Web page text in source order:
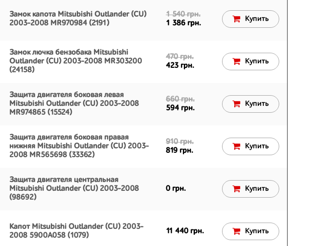
Замок капота Mitsubishi Outlander (CU)
2003-2008 MR970984 (2191)
1 540 грн.
1 386 грн.
Купить
Замок лючка бензобака Mitsubishi
Outlander (CU) 2003-2008 MR303200
(24158)
470 грн.
423 грн.
Купить
Защита двигателя боковая левая
Mitsubishi Outlander (CU) 2003-2008
MR974865 (15524)
660 грн.
594 грн.
Купить
Защита двигателя боковая правая
нижняя Mitsubishi Outlander (CU) 2003-
2008 MR565698 (33362)
910 грн.
819 грн.
Купить
Защита двигателя центральная
Mitsubishi Outlander (CU) 2003-2008
(98692)
0 грн. Купить
Капот Mitsubishi Outlander (CU) 2003-
2008 5900A058 (1079)
11 440 грн. Купить